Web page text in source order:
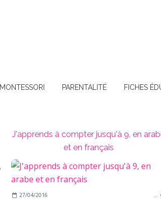
MONTESSORI PARENTALITÉ FICHES
J'apprends à compter jusqu'à 9, en
et en français
27/04/2016 …